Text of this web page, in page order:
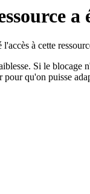
a
à cette
Si le
qu'on puisse